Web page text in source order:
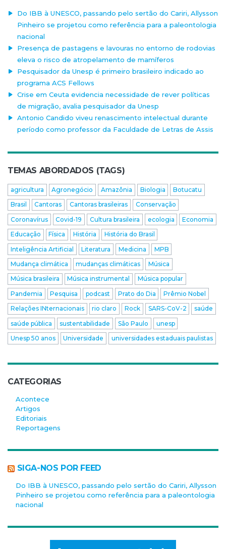
Do IBB à UNESCO, passando pelo sertão do Cariri, Allysson
Pinheiro se projetou como referência para a paleontologia
nacional
Presença de pastagens e lavouras no entorno de rodovias
eleva o risco de atropelamento de mamíferos
Pesquisador da Unesp é primeiro brasileiro indicado ao
programa ACS Fellows
Crise em Ceuta evidencia necessidade de rever políticas
de migração, avalia pesquisador da Unesp
Antonio Candido viveu renascimento intelectual durante
período como professor da Faculdade de Letras de Assis
TEMAS ABORDADOS (TAGS)
agricultura Agronegócio Amazônia Biologia
Botucatu
Brasil
Cantoras Cantoras brasileiras
Conservação
Coronavírus
Covid-19 Cultura brasileira ecologia
Economia
Educação
Física História
História do Brasil
Inteligência Artificial
Literatura Medicina
MPB
Mudança climática
mudanças climáticas
Música
Música brasileira
Música instrumental
Música popular
Pandemia
Pesquisa podcast Prato do Dia
Prêmio Nobel
Relações INternacionais
rio claro Rock SARS-CoV-2
saúde
saúde pública
sustentabilidade São Paulo
unesp
Unesp 50 anos
Universidade universidades estaduais paulistas
CATEGORIAS
Acontece
Artigos
Editoriais
Reportagens
SIGA-NOS POR FEED
Do IBB à UNESCO, passando pelo sertão do Cariri, Allysson
Pinheiro se projetou como referência para a paleontologia
nacional